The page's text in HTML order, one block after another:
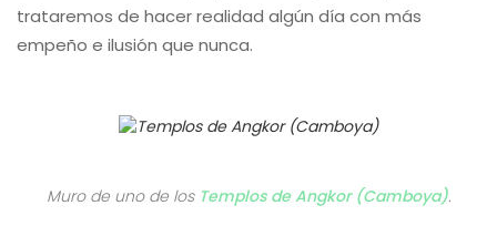
trataremos de hacer realidad algún día con más
empeño e ilusión que nunca.
Muro de uno de los Templos de Angkor (Camboya).